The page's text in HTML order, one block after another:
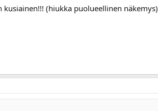
(hiukka puolueellinen näkemys)